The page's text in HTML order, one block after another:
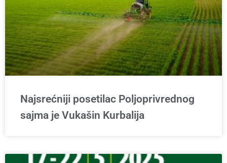
Najsrećniji posetilac Poljoprivrednog
sajma je Vukašin Kurbalija